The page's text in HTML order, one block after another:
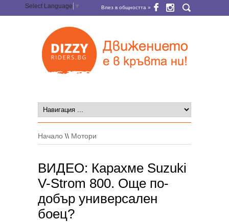
Select Language ▼ Влез в общността »
Начало \\ Мотори
ВИДЕО: Карахме Suzuki
V-Strom 800. Още по-
добър универсален
боец?